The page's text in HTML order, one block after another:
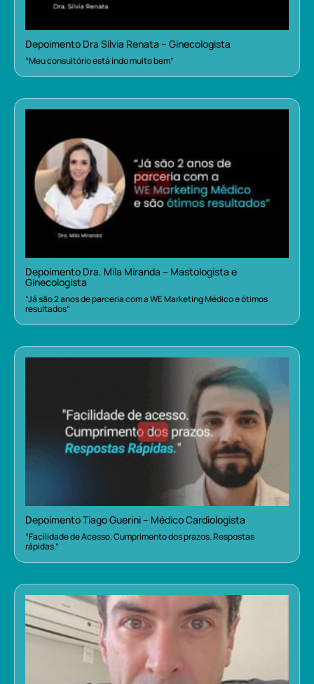
Depoimento Dra Sílvia Renata – Ginecologista
“Meu consultório está indo muito bem”
Depoimento Dra. Mila Miranda – Mastologista e
Ginecologista
“Já são 2 anos de parceria com a WE Marketing Médico e ótimos
resultados”
Depoimento Tiago Guerini – Médico Cardiologista
“Facilidade de Acesso. Cumprimento dos prazos. Respostas
rápidas.”